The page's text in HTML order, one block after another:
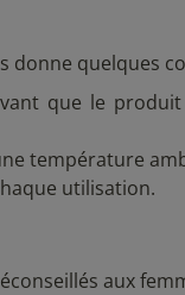
donne quelques
que le
température
utilisation.
aux